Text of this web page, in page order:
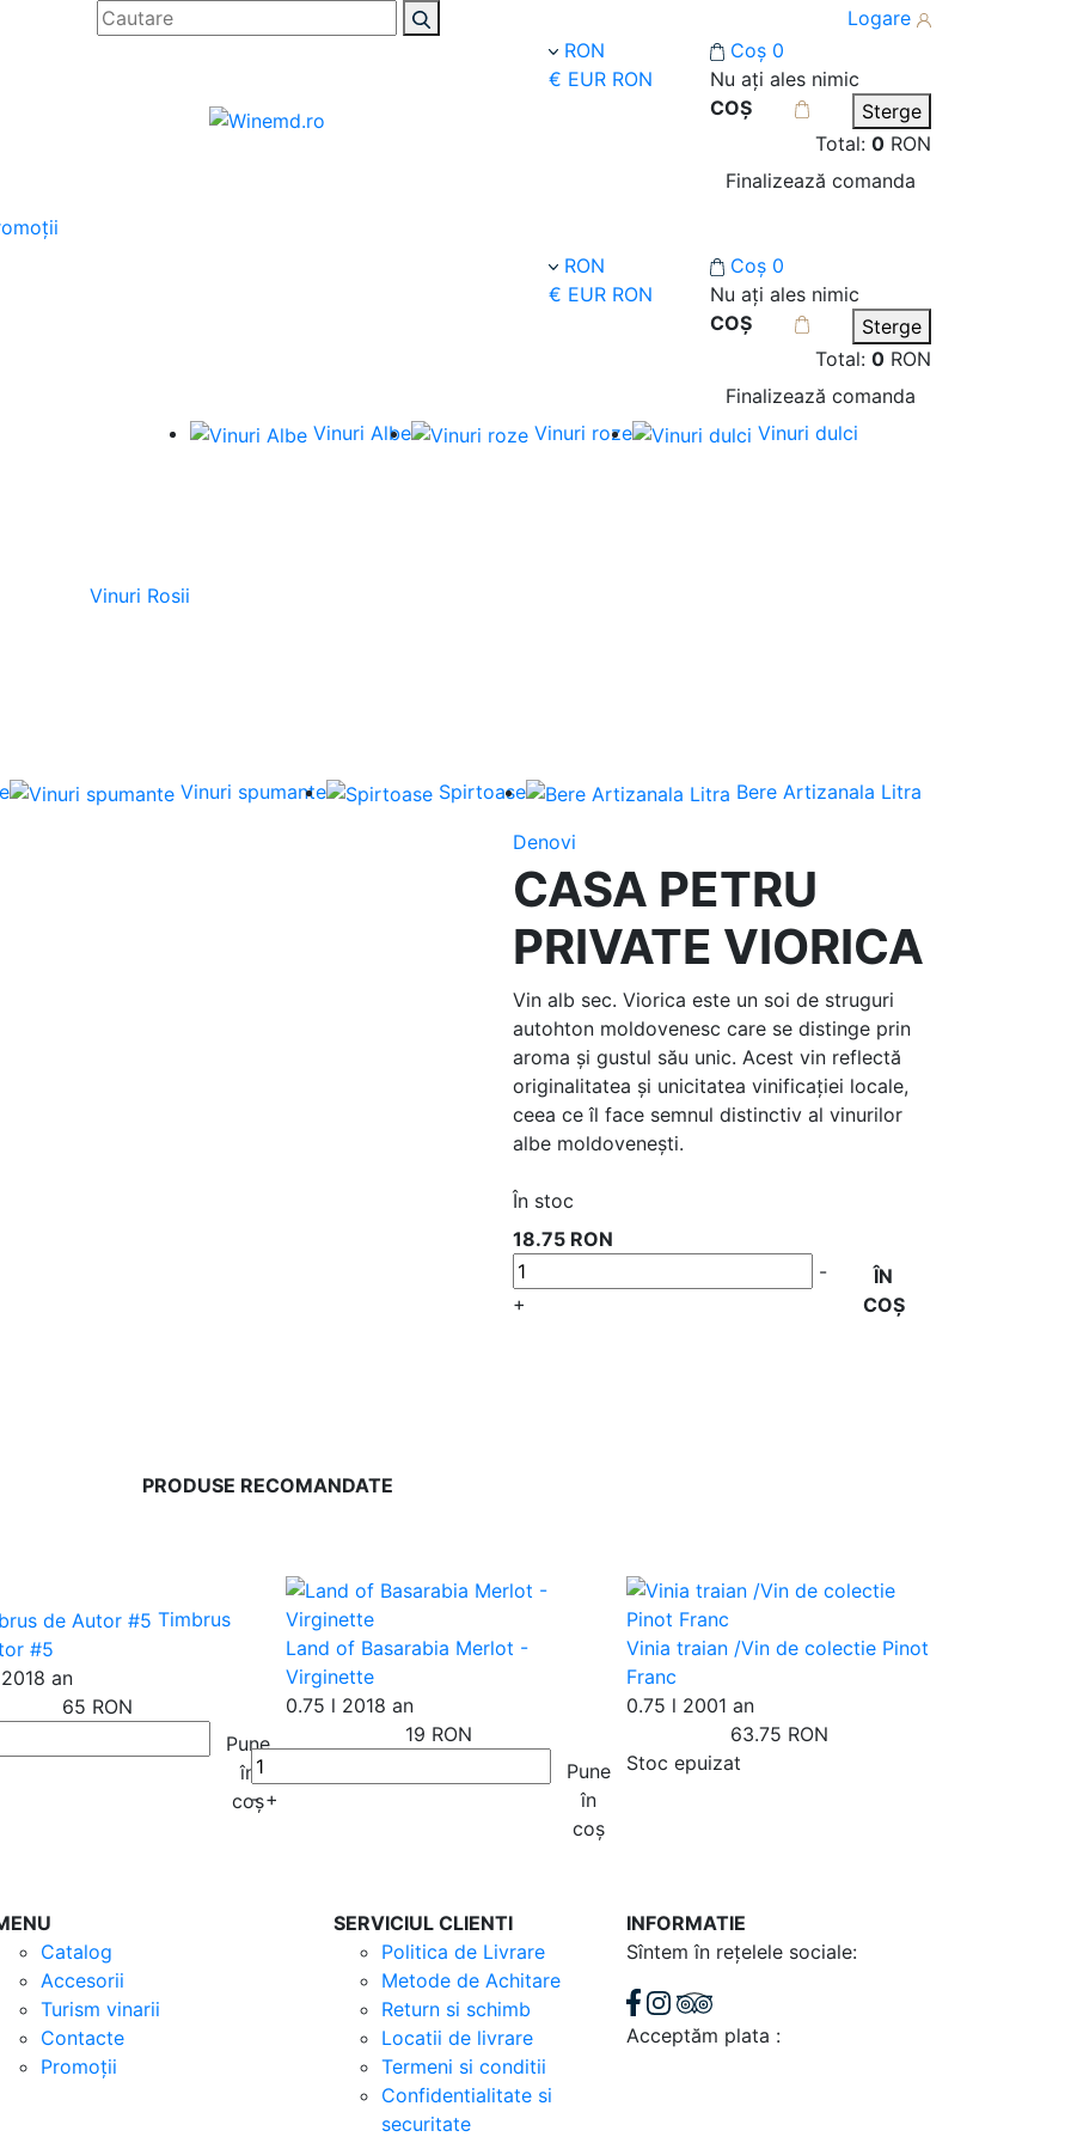
Logare
RON
€ EUR RON
Coș 0
Nu ați ales nimic
COȘ
Sterge
Total: 0RON
Finalizează comanda
RON
€ EUR RON
Coș 0
Nu ați ales nimic
COȘ
Sterge
Total: 0RON
Finalizează comanda
Vinuri Rosii
Vinuri Albe Vinuri roze Vinuri dulci
Vinuri spumante Spirtoase Bere Artizanala Litra
Denovi
CASA PETRU
PRIVATE VIORICA
Vin alb sec. Viorica este un soi de struguri
autohton moldovenesc care se distinge prin
aroma și gustul său unic. Acest vin reflectă
originalitatea și unicitatea vinificației locale,
ceea ce îl face semnul distinctiv al vinurilor
albe moldovenești.
În stoc
18.75 RON
-
+
ÎN
COȘ
PRODUSE RECOMANDATE
Timbrus
#5
2018 an
65 RON
Pune
în
coș
Land of Basarabia Merlot -
Virginette
0.75 l 2018 an
19 RON
- +
Pune
în
coș
Vinia traian /Vin de colectie Pinot
Franc
0.75 l 2001 an
63.75 RON
Stoc epuizat
Catalog
Accesorii
Turism vinarii
Contacte
Promoții
SERVICIUL CLIENTI
Politica de Livrare
Metode de Achitare
Return si schimb
Locatii de livrare
Termeni si conditii
Confidentialitate si
securitate
INFORMATIE
Sîntem în rețelele sociale:
Acceptăm plata :